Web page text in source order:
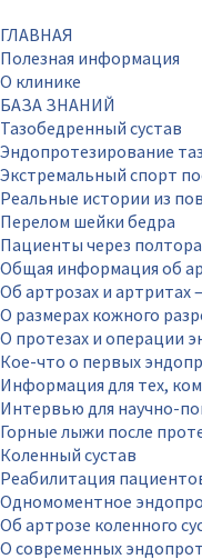
ГЛАВНАЯ
Полезная информация
О клинике
БАЗА ЗНАНИЙ
Тазобедренный сустав
Эндопротезирование
Экстремальный спорт
Реальные истории из
Перелом шейки бедра
Пациенты через
Общая информация об
Об артрозах и артритах
О размерах кожного
О протезах и операции
Кое-что о первых
Информация для тех,
Интервью для научно-
Горные лыжи после
Коленный сустав
Реабилитация
Одномоментное
Об артрозе коленного
О современных